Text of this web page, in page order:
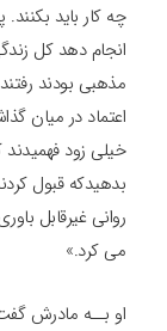
چه کار باید
انجام دهد کل
مذهبی بودند
اعتماد در میان
خیلی زود
بدهیدکه قبول
روانی غیرقابل
می کرد.»
او بــه مادرش